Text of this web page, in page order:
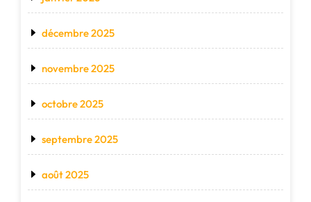
décembre 2025
novembre 2025
octobre 2025
septembre 2025
août 2025